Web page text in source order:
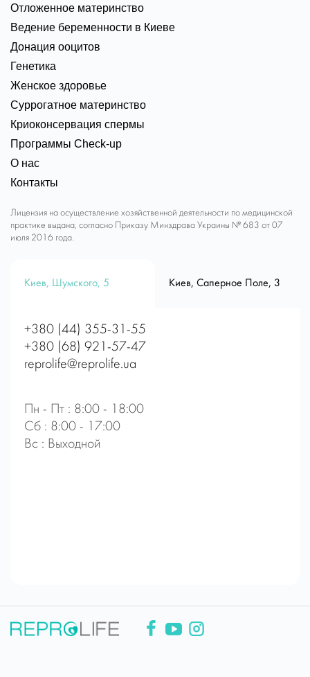
Отложенное материнство
Ведение беременности в Киеве
Донация ооцитов
Генетика
Женское здоровье
Суррогатное материнство
Криоконсервация спермы
Программы Check-up
О нас
Контакты
Лицензия на осуществление хозяйственной деятельности по медицинской
практике выдана, согласно Приказу Минздрава Украины № 683 от 07
июля 2016 года.
Киев, Шумского, 5 Киев, Саперное Поле, 3
+380 (44) 355-31-55
+380 (68) 921-57-47
reprolife@reprolife.ua
Пн - Пт : 8:00 - 18:00
Сб : 8:00 - 17:00
Вс : Выходной